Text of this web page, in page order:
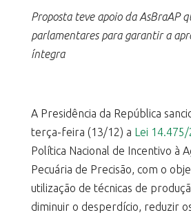
Proposta teve apoio da AsBraAP
parlamentares para garantir a
íntegra
A Presidência da República
terça-feira (13/12) a Lei 14.475/
Política Nacional de Incentivo à
Pecuária de Precisão, com o
utilização de técnicas de
diminuir o desperdício, reduzir